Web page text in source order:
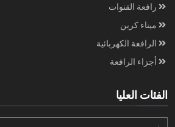
رافعة القنوات
ميناء كرين
الرافعة الكهربائية
أجزاء الرافعة
الفئات العليا